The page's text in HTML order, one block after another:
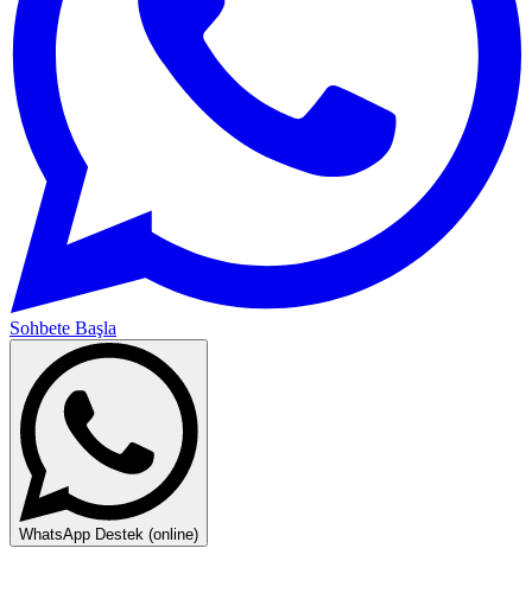
Sohbete Başla
WhatsApp Destek (online)